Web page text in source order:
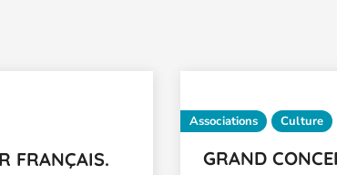
FRANÇAIS.
Associations Culture
GRAND